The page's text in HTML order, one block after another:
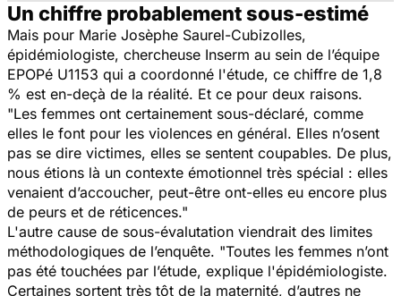
Un chiffre probablement sous-estimé
Mais pour Marie Josèphe Saurel-Cubizolles,
épidémiologiste, chercheuse Inserm au sein de l’équipe
EPOPé U1153 qui a coordonné l'étude, ce chiffre de 1,8
% est en-deçà de la réalité. Et ce pour deux raisons.
"Les femmes ont certainement sous-déclaré, comme
elles le font pour les violences en général. Elles n’osent
pas se dire victimes, elles se sentent coupables. De plus,
nous étions là un contexte émotionnel très spécial : elles
venaient d’accoucher, peut-être ont-elles eu encore plus
de peurs et de réticences."
L'autre cause de sous-évalutation viendrait des limites
méthodologiques de l’enquête. "Toutes les femmes n’ont
pas été touchées par l’étude, explique l'épidémiologiste.
Certaines sortent très tôt de la maternité, d’autres ne